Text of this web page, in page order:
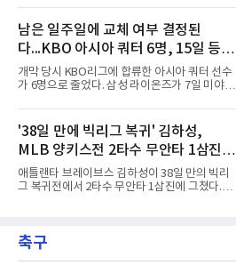
20안타 21실점했다.덕수고는 지난 4월 신세계
이마트배와 지난달 대통령배를
오라클파크에서 열린 2026 MLB 디트로이트 타
이거스전에 2번 타자 우익수로 선발 출전해 3타
수 1안타 1볼넷 2타점 1득점을 기록했다. 시즌
타율은 0.303(402타수 122안타). 1회말 1사에서
상대 선발 카이더 몬테로에게 볼넷을 골라 나간
뒤 라파엘 데버스의 중월 홈런 때 득점했고, 2-2
이던 2회말 2사 만루에서는 몬테로의 3구째 낮
열린 휴스턴 애스트로스전에 9번 타자 2루수로
나서 2타수 1안타를 기록, 타율
남은 일주일에 교체 여부 결정된
다...KBO 아시아 쿼터 6명, 15일 등록
시한이 분수령
개막 당시 KBO리그에 합류한 아시아 쿼터 선수
가 6명으로 줄었다. 삼성 라이온즈가 7일 미야지
입한 결과다.한화 왕옌청과 키움 가나쿠보 유토
는 입지가 확고하다. 왕옌청은 21경기 10승 4패,
평균자책점 3.34로 다승 공동 선두이자 3경기 연
속 퀄리티스타트를 기록 중이다. 가나쿠보는 5
승 4패 13세이브 10홀드, 평균자책점 2.95로 외
국인 최초 10홀드·10세이브를 동시에 달성했
다.kt 스기모토 고키는 전반기 42경기 평균자책
17홀드 공동 선두에 올랐다. SSG 타케다 쇼타도
전반기 1승 7패, 평균자책점
'38일 만에 빅리그 복귀' 김하성,
MLB 양키스전 2타수 무안타 1삼진...
시즌 타율 0.067
애틀랜타 브레이브스 김하성이 38일 만의 빅리
그 복귀전에서 2타수 무안타 1삼진에 그쳤다.김
율은 0.068에서 0.067(75타수 5안타)로 떨어졌
다.2회초 2사 1루에서는 양키스 좌완 선발 맥스
축구